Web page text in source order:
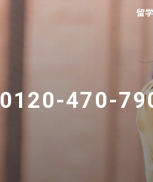
留
0120-470-